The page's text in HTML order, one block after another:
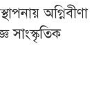
অগ্নিবীণা
সাংস্কৃতিক